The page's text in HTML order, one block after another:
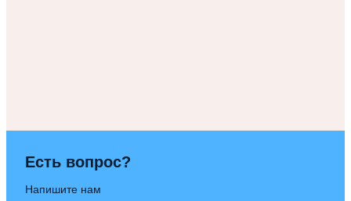
Есть вопрос?
Напишите нам